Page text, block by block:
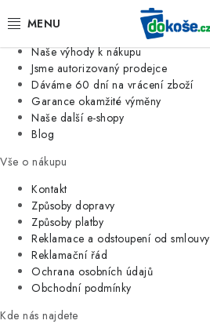
Jsme tradiční česká firma
Naše výhody k nákupu
Jsme autorizovaný prodejce
Dáváme 60 dní na vrácení zboží
Garance okamžité výměny
Naše další e-shopy
Blog
Vše o nákupu
Kontakt
Způsoby dopravy
Způsoby platby
Reklamace a odstoupení od smlouvy
Reklamační řád
Ochrana osobních údajů
Obchodní podmínky
Kde nás najdete
KOŠE
SÁČKY
KUCHYNĚ
ORGANIZACE
DOMÁCNOST
ÚKLID